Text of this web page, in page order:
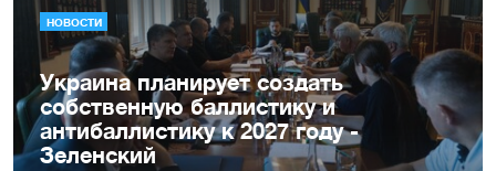
НОВОСТИ
Украина планирует создать
собственную баллистику и
антибаллистику к 2027 году -
Зеленский